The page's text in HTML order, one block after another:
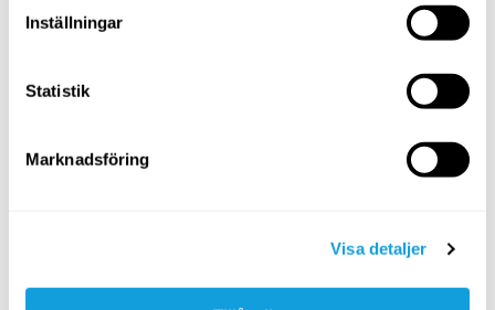
Inställningar
Statistik
Marknadsföring
Visa detaljer
30 min
Vinyasa flow yoga
tre flödande vågor av rörelser med fokus på höfterna.